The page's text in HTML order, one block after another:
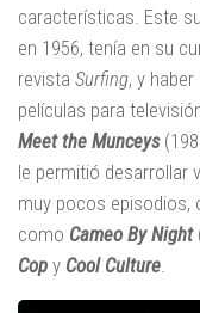
características. Este
en 1956, tenía en su
revista Surfing, y
películas para
Meet the Munceys
le permitió desarrollar
muy pocos episodios,
como Cameo By Night
Cop y Cool Culture